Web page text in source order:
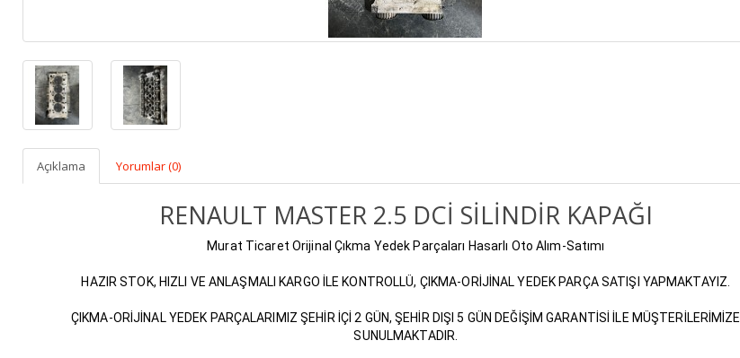
Açıklama Yorumlar (0)
RENAULT MASTER 2.5 DCİ SİLİNDİR KAPAĞI
Murat Ticaret Orijinal Çıkma Yedek Parçaları Hasarlı Oto Alım-Satımı
HAZIR STOK, HIZLI VE ANLAŞMALI KARGO İLE KONTROLLÜ, ÇIKMA-ORİJİNAL YEDEK PARÇA SATIŞI YAPMAKTAYIZ.
ÇIKMA-ORİJİNAL YEDEK PARÇALARIMIZ ŞEHİR İÇİ 2 GÜN, ŞEHİR DIŞI 5 GÜN DEĞİŞİM GARANTİSİ İLE MÜŞTERİLERİMİZE
SUNULMAKTADIR.